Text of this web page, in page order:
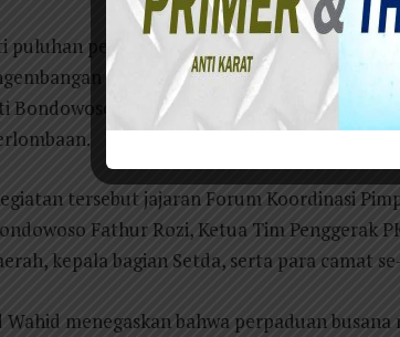
puluhan peserta tersebut menjadi ajang
industri fesyen muslim berbasis
Bondowoso Abdul Hamid Wahid dengan
tersebut jajaran Forum Koordinasi
Fathur Rozi, Ketua Tim Penggerak
kepala bagian Setda, serta para camat
menegaskan bahwa perpaduan